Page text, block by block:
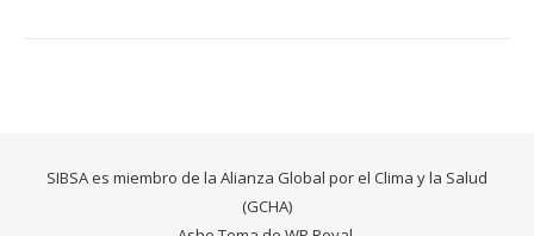
SIBSA es miembro de la Alianza Global por el Clima y la Salud
(GCHA)